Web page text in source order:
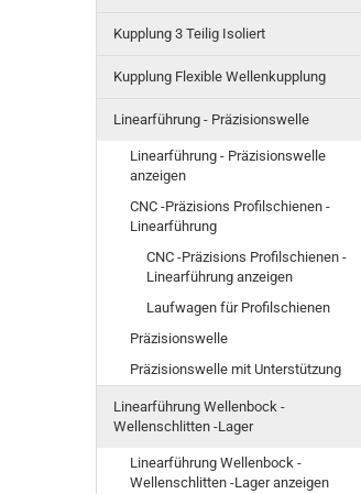
Kupplung 3 Teilig Isoliert
Kupplung Flexible Wellenkupplung
Linearführung - Präzisionswelle
Linearführung - Präzisionswelle
anzeigen
CNC -Präzisions Profilschienen -
Linearführung
CNC -Präzisions Profilschienen -
Linearführung anzeigen
Laufwagen für Profilschienen
Präzisionswelle
Präzisionswelle mit Unterstützung
Linearführung Wellenbock -
Wellenschlitten -Lager
Linearführung Wellenbock -
Wellenschlitten -Lager anzeigen